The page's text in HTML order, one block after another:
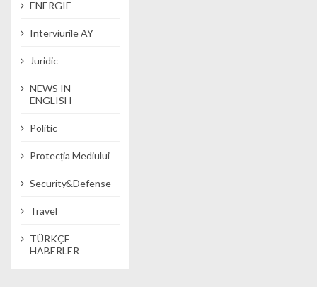
ENERGIE
Interviurile AY
Juridic
NEWS IN
ENGLISH
Politic
Protecția Mediului
Security&Defense
Travel
TÜRKÇE
HABERLER